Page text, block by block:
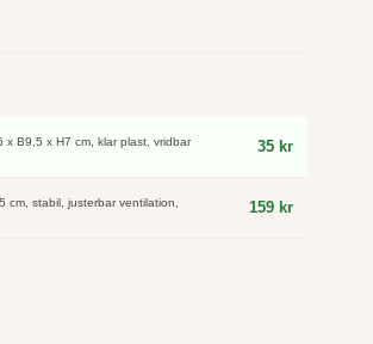
B9,5 x H7 cm, klar plast, vridbar
35 kr
cm, stabil, justerbar ventilation,
159 kr